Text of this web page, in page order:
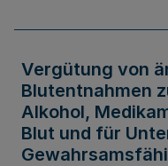
Vergütung von
Blutentnahmen
Alkohol,
Blut und für